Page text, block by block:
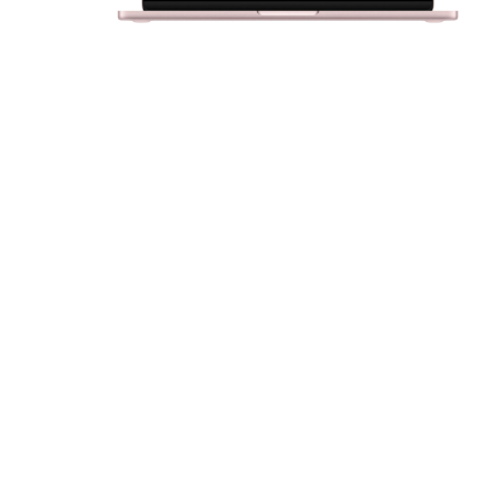
За
одним з
Спосіб
або за
Для
Якщо
товару,